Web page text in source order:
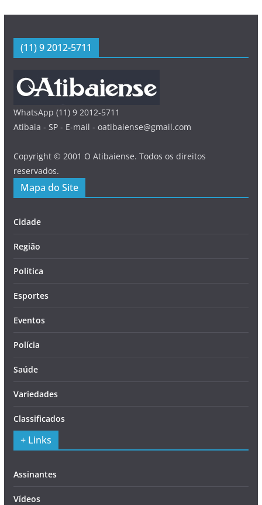
(11) 9 2012-5711
WhatsApp (11) 9 2012-5711
Atibaia - SP - E-mail - oatibaiense@gmail.com
Copyright © 2001 O Atibaiense. Todos os direitos
reservados.
Mapa do Site
Cidade
Região
Política
Esportes
Eventos
Polícia
Saúde
Variedades
Classificados
+ Links
Assinantes
Vídeos